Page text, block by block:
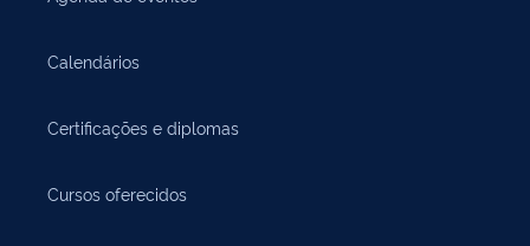
Calendários
Certificações e diplomas
Cursos oferecidos